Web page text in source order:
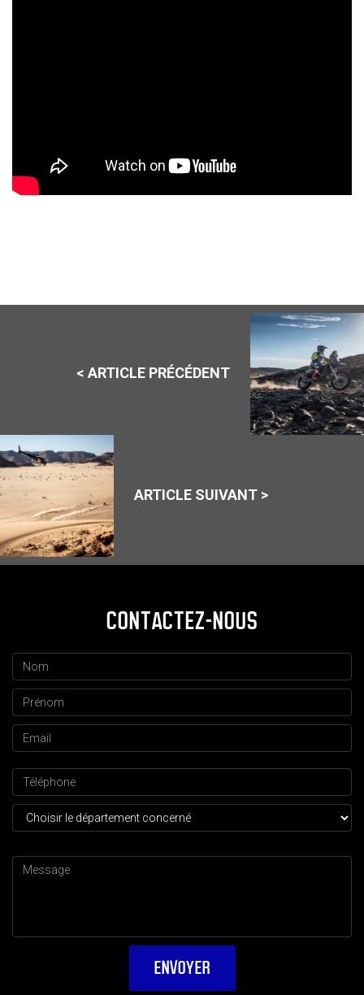
< ARTICLE PRÉCÉDENT
ARTICLE SUIVANT >
CONTACTEZ-NOUS